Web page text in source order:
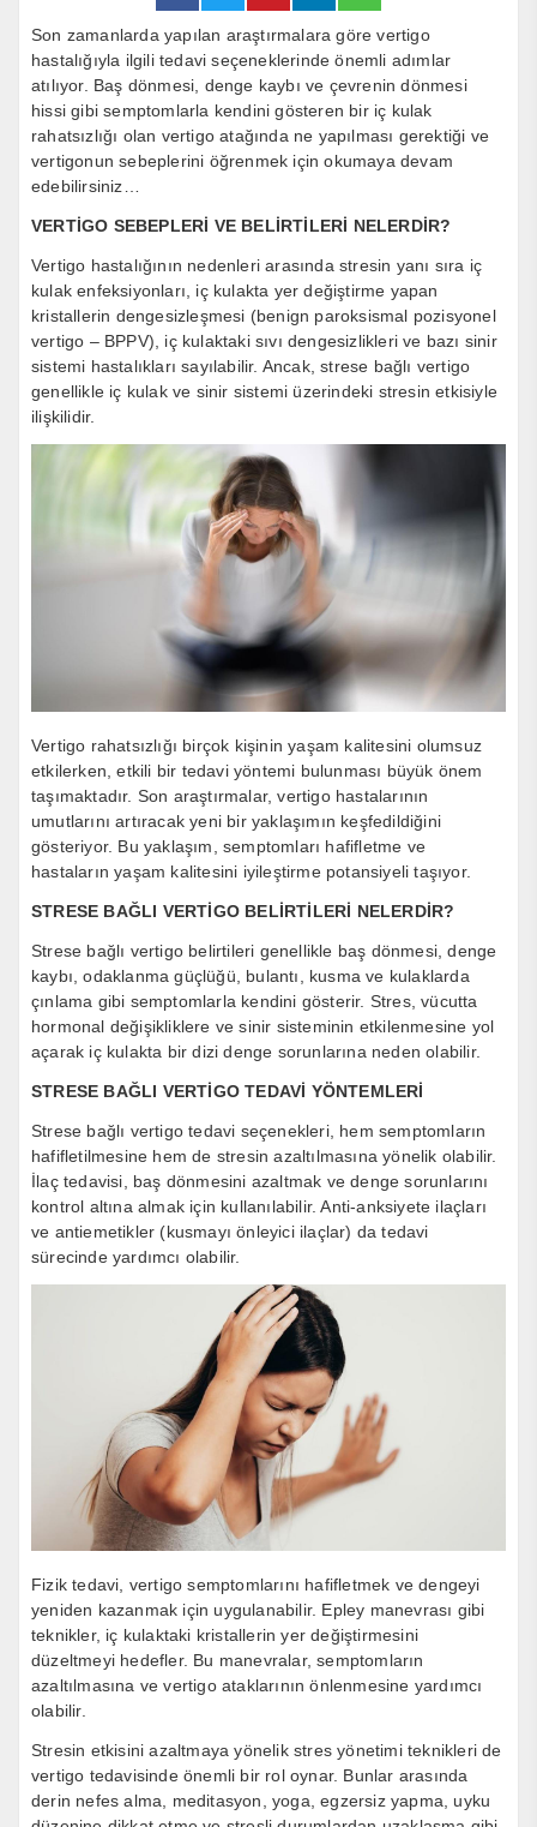
Son zamanlarda yapılan araştırmalara göre vertigo
hastalığıyla ilgili tedavi seçeneklerinde önemli adımlar
atılıyor. Baş dönmesi, denge kaybı ve çevrenin dönmesi
hissi gibi semptomlarla kendini gösteren bir iç kulak
rahatsızlığı olan vertigo atağında ne yapılması gerektiği ve
vertigonun sebeplerini öğrenmek için okumaya devam
edebilirsiniz…
VERTİGO SEBEPLERİ VE BELİRTİLERİ NELERDİR?
Vertigo hastalığının nedenleri arasında stresin yanı sıra iç
kulak enfeksiyonları, iç kulakta yer değiştirme yapan
kristallerin dengesizleşmesi (benign paroksismal pozisyonel
vertigo – BPPV), iç kulaktaki sıvı dengesizlikleri ve bazı sinir
sistemi hastalıkları sayılabilir. Ancak, strese bağlı vertigo
genellikle iç kulak ve sinir sistemi üzerindeki stresin etkisiyle
ilişkilidir.
Vertigo rahatsızlığı birçok kişinin yaşam kalitesini olumsuz
etkilerken, etkili bir tedavi yöntemi bulunması büyük önem
taşımaktadır. Son araştırmalar, vertigo hastalarının
umutlarını artıracak yeni bir yaklaşımın keşfedildiğini
gösteriyor. Bu yaklaşım, semptomları hafifletme ve
hastaların yaşam kalitesini iyileştirme potansiyeli taşıyor.
STRESE BAĞLI VERTİGO BELİRTİLERİ NELERDİR?
Strese bağlı vertigo belirtileri genellikle baş dönmesi, denge
kaybı, odaklanma güçlüğü, bulantı, kusma ve kulaklarda
çınlama gibi semptomlarla kendini gösterir. Stres, vücutta
hormonal değişikliklere ve sinir sisteminin etkilenmesine yol
açarak iç kulakta bir dizi denge sorunlarına neden olabilir.
STRESE BAĞLI VERTİGO TEDAVİ YÖNTEMLERİ
Strese bağlı vertigo tedavi seçenekleri, hem semptomların
hafifletilmesine hem de stresin azaltılmasına yönelik olabilir.
İlaç tedavisi, baş dönmesini azaltmak ve denge sorunlarını
kontrol altına almak için kullanılabilir. Anti-anksiyete ilaçları
ve antiemetikler (kusmayı önleyici ilaçlar) da tedavi
sürecinde yardımcı olabilir.
Fizik tedavi, vertigo semptomlarını hafifletmek ve dengeyi
yeniden kazanmak için uygulanabilir. Epley manevrası gibi
teknikler, iç kulaktaki kristallerin yer değiştirmesini
düzeltmeyi hedefler. Bu manevralar, semptomların
azaltılmasına ve vertigo ataklarının önlenmesine yardımcı
olabilir.
Stresin etkisini azaltmaya yönelik stres yönetimi teknikleri de
vertigo tedavisinde önemli bir rol oynar. Bunlar arasında
derin nefes alma, meditasyon, yoga, egzersiz yapma, uyku